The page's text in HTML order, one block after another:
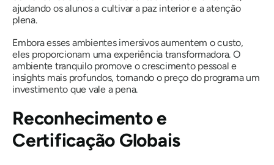
ajudando os alunos a cultivar a paz interior e a atenção
plena.
Embora esses ambientes imersivos aumentem o custo,
eles proporcionam uma experiência transformadora. O
ambiente tranquilo promove o crescimento pessoal e
insights mais profundos, tornando o preço do programa um
investimento que vale a pena.
Reconhecimento e
Certificação Globais